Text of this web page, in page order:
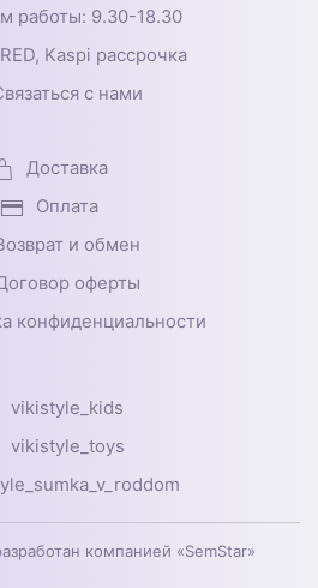
работы: 9.30-18.30
Kaspi рассрочка
с нами
Доставка
Оплата
и обмен
оферты
конфиденциальности
vikistyle_kids
vikistyle_toys
компанией «SemStar»